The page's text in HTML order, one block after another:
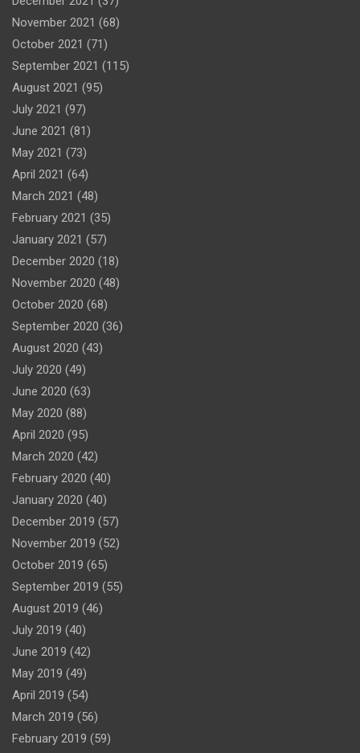
November 2021 (68)
October 2021 (71)
September 2021 (115)
August 2021 (95)
July 2021 (97)
June 2021 (81)
May 2021 (73)
April 2021 (64)
March 2021 (48)
February 2021 (35)
January 2021 (57)
December 2020 (18)
November 2020 (48)
October 2020 (68)
September 2020 (36)
August 2020 (43)
July 2020 (49)
June 2020 (63)
May 2020 (88)
April 2020 (95)
March 2020 (42)
February 2020 (40)
January 2020 (40)
December 2019 (57)
November 2019 (52)
October 2019 (65)
September 2019 (55)
August 2019 (46)
July 2019 (40)
June 2019 (42)
May 2019 (49)
April 2019 (54)
March 2019 (56)
February 2019 (59)